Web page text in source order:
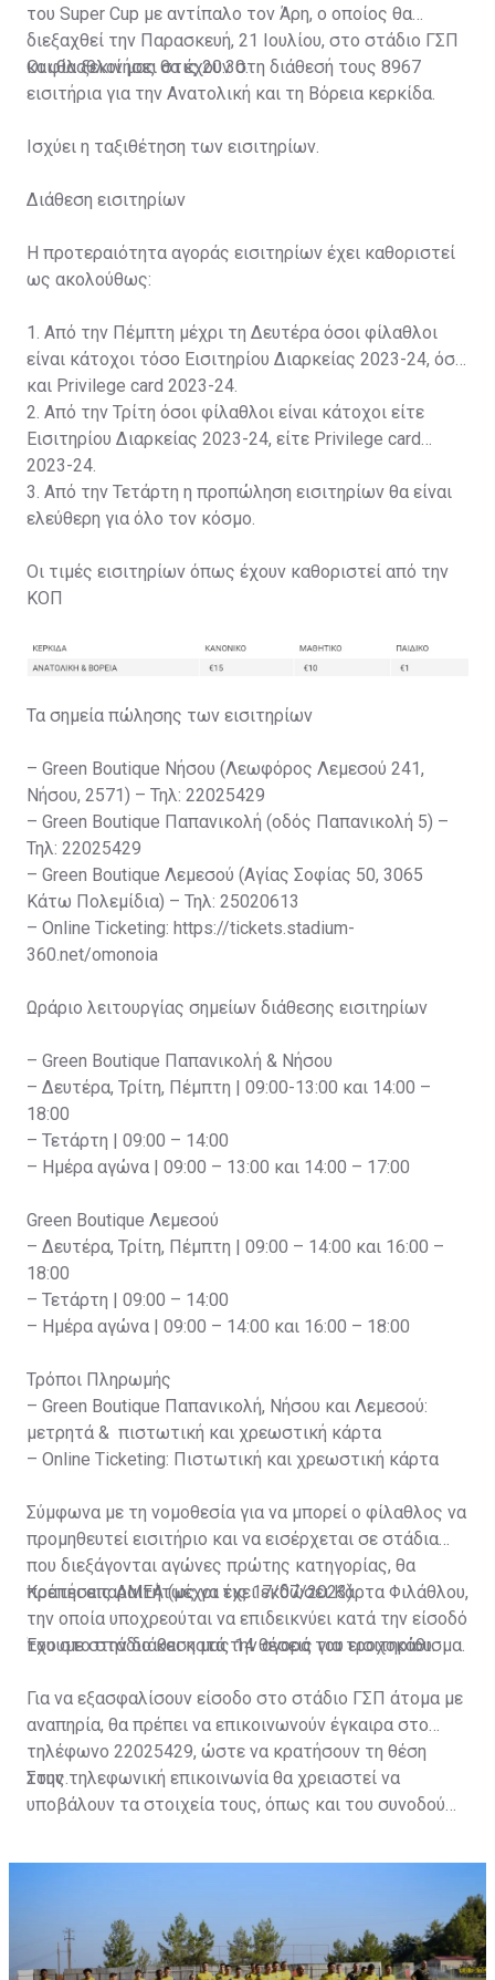
του Super Cup με αντίπαλο τον Άρη, ο οποίος θα
διεξαχθεί την Παρασκευή, 21 Ιουλίου, στο στάδιο ΓΣΠ
και θα ξεκινήσει στις 20:30.
Οι φίλαθλοί μας θα έχουν στη διάθεσή τους 8967
εισιτήρια για την Ανατολική και τη Βόρεια κερκίδα.
Ισχύει η ταξιθέτηση των εισιτηρίων.
Διάθεση εισιτηρίων
Η προτεραιότητα αγοράς εισιτηρίων έχει καθοριστεί
ως ακολούθως:
1. Από την Πέμπτη μέχρι τη Δευτέρα όσοι φίλαθλοι
είναι κάτοχοι τόσο Εισιτηρίου Διαρκείας 2023-24, όσο
και Privilege card 2023-24.
2. Από την Τρίτη όσοι φίλαθλοι είναι κάτοχοι είτε
Εισιτηρίου Διαρκείας 2023-24, είτε Privilege card
2023-24.
3. Από την Τετάρτη η προπώληση εισιτηρίων θα είναι
ελεύθερη για όλο τον κόσμο.
Οι τιμές εισιτηρίων όπως έχουν καθοριστεί από την
ΚΟΠ
Τα σημεία πώλησης των εισιτηρίων
– Green Boutique Νήσου (Λεωφόρος Λεμεσού 241,
Νήσου, 2571) – Τηλ: 22025429
– Green Boutique Παπανικολή (οδός Παπανικολή 5) –
Τηλ: 22025429
– Green Boutique Λεμεσού (Αγίας Σοφίας 50, 3065
Κάτω Πολεμίδια) – Τηλ: 25020613
– Online Ticketing: https://tickets.stadium-
360.net/omonoia
Ωράριο λειτουργίας σημείων διάθεσης εισιτηρίων
– Green Boutique Παπανικολή & Νήσου
– Δευτέρα, Τρίτη, Πέμπτη | 09:00-13:00 και 14:00 –
18:00
– Τετάρτη | 09:00 – 14:00
– Ημέρα αγώνα | 09:00 – 13:00 και 14:00 – 17:00
Green Boutique Λεμεσού
– Δευτέρα, Τρίτη, Πέμπτη | 09:00 – 14:00 και 16:00 –
18:00
– Τετάρτη | 09:00 – 14:00
– Ημέρα αγώνα | 09:00 – 14:00 και 16:00 – 18:00
Τρόποι Πληρωμής
– Green Boutique Παπανικολή, Νήσου και Λεμεσού:
μετρητά & πιστωτική και χρεωστική κάρτα
– Online Ticketing: Πιστωτική και χρεωστική κάρτα
Σύμφωνα με τη νομοθεσία για να μπορεί ο φίλαθλος να
προμηθευτεί εισιτήριο και να εισέρχεται σε στάδια
που διεξάγονται αγώνες πρώτης κατηγορίας, θα
πρέπει απαραιτήτως να έχει εκδώσει Κάρτα Φιλάθλου,
την οποία υποχρεούται να επιδεικνύει κατά την είσοδό
του στο στάδιο και κατά την αγορά του εισιτηρίου.
Κρατήσεις ΑΜΕΑ (μέχρι τις 17/07/2023)
Έχουμε στην διάθεση μας 14 θέσεις για τροχοκάθισμα.
Για να εξασφαλίσουν είσοδο στο στάδιο ΓΣΠ άτομα με
αναπηρία, θα πρέπει να επικοινωνούν έγκαιρα στο
τηλέφωνο 22025429, ώστε να κρατήσουν τη θέση
τους.
Στην τηλεφωνική επικοινωνία θα χρειαστεί να
υποβάλουν τα στοιχεία τους, όπως και του συνοδού